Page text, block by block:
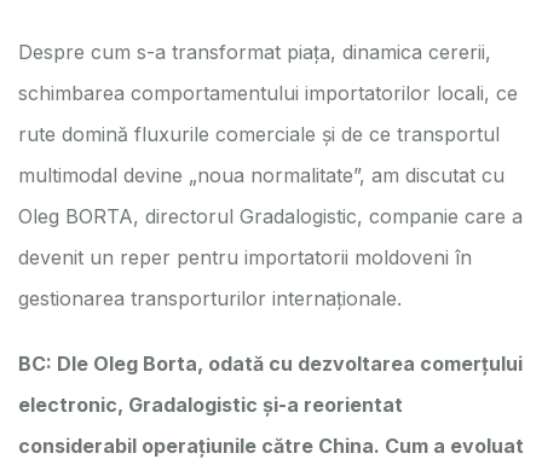
Despre cum s-a transformat piața, dinamica cererii,
schimbarea comportamentului importatorilor locali, ce
rute domină fluxurile comerciale și de ce transportul
multimodal devine „noua normalitate”, am discutat cu
Oleg BORTA, directorul Gradalogistic, companie care a
devenit un reper pentru importatorii moldoveni în
gestionarea transporturilor internaționale.
BC: Dle Oleg Borta, odată cu dezvoltarea comerțului
electronic, Gradalogistic și-a reorientat
considerabil operațiunile către China. Cum a evoluat